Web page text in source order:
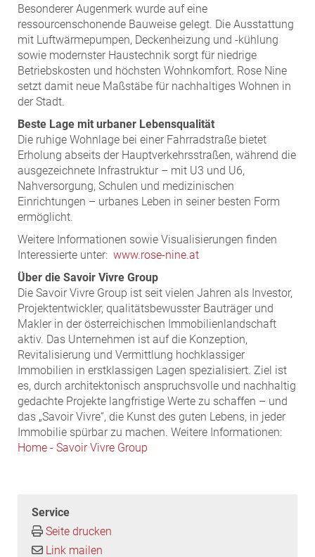
Besonderer Augenmerk wurde auf eine
ressourcenschonende Bauweise gelegt. Die Ausstattung
mit Luftwärmepumpen, Deckenheizung und -kühlung
sowie modernster Haustechnik sorgt für niedrige
Betriebskosten und höchsten Wohnkomfort. Rose Nine
setzt damit neue Maßstäbe für nachhaltiges Wohnen in
der Stadt.
Beste Lage mit urbaner Lebensqualität
Die ruhige Wohnlage bei einer Fahrradstraße bietet
Erholung abseits der Hauptverkehrsstraßen, während die
ausgezeichnete Infrastruktur – mit U3 und U6,
Nahversorgung, Schulen und medizinischen
Einrichtungen – urbanes Leben in seiner besten Form
ermöglicht.
Weitere Informationen sowie Visualisierungen finden
Interessierte unter: www.rose-nine.at
Über die Savoir Vivre Group
Die Savoir Vivre Group ist seit vielen Jahren als Investor,
Projektentwickler, qualitätsbewusster Bauträger und
Makler in der österreichischen Immobilienlandschaft
aktiv. Das Unternehmen ist auf die Konzeption,
Revitalisierung und Vermittlung hochklassiger
Immobilien in erstklassigen Lagen spezialisiert. Ziel ist
es, durch architektonisch anspruchsvolle und nachhaltig
gedachte Projekte langfristige Werte zu schaffen – und
das „Savoir Vivre“, die Kunst des guten Lebens, in jeder
Immobilie spürbar zu machen. Weitere Informationen:
Home - Savoir Vivre Group
Service
Seite drucken
Link mailen